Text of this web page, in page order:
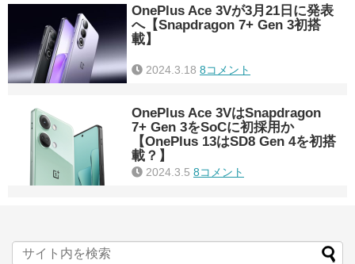
OnePlus Ace 3Vが3月21日に発表
へ【Snapdragon 7+ Gen 3初搭
載】
2024.3.18 8コメント
OnePlus Ace 3VはSnapdragon
7+ Gen 3をSoCに初採用か
【OnePlus 13はSD8 Gen 4を初搭
載？】
2024.3.5 8コメント